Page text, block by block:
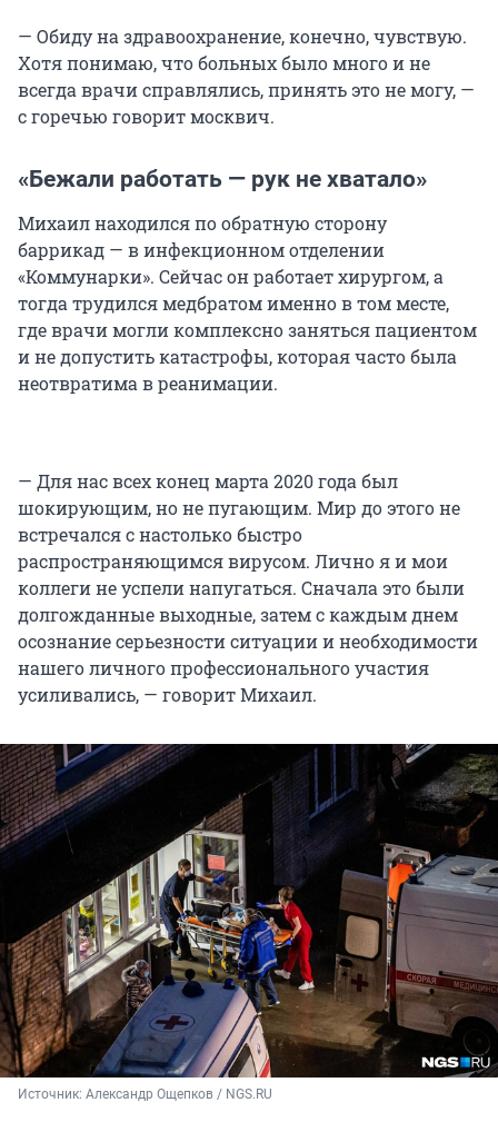
— Обиду на здравоохранение, конечно, чувствую.
Хотя понимаю, что больных было много и не
всегда врачи справлялись, принять это не могу, —
с горечью говорит москвич.
«Бежали работать — рук не хватало»
Михаил находился по обратную сторону
баррикад — в инфекционном отделении
«Коммунарки». Сейчас он работает хирургом, а
тогда трудился медбратом именно в том месте,
где врачи могли комплексно заняться пациентом
и не допустить катастрофы, которая часто была
неотвратима в реанимации.
— Для нас всех конец марта 2020 года был
шокирующим, но не пугающим. Мир до этого не
встречался с настолько быстро
распространяющимся вирусом. Лично я и мои
коллеги не успели напугаться. Сначала это были
долгожданные выходные, затем с каждым днем
осознание серьезности ситуации и необходимости
нашего личного профессионального участия
усиливались, — говорит Михаил.
Источник: Александр Ощепков / NGS.RU